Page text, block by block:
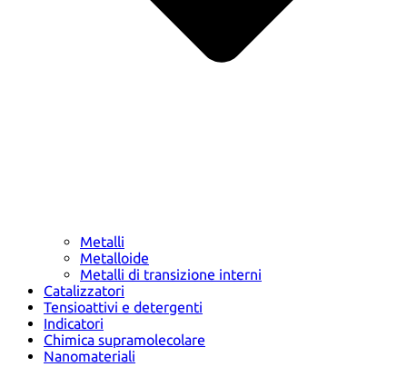
Metalli
Metalloide
Metalli di transizione interni
Catalizzatori
Tensioattivi e detergenti
Indicatori
Chimica supramolecolare
Nanomateriali